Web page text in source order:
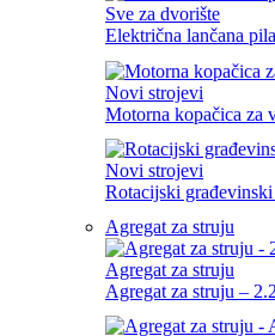
Sve za dvorište
Električna lančana pila
Novi strojevi
Motorna kopačica za
Novi strojevi
Rotacijski građevinski
Agregat za struju
Agregat za struju
Agregat za struju –